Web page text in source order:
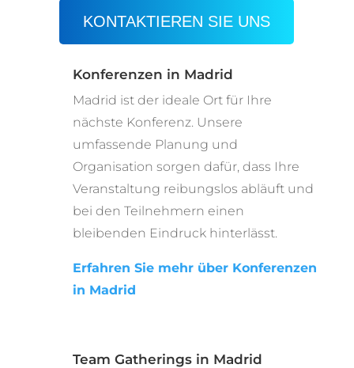
KONTAKTIEREN SIE UNS
Konferenzen in Madrid
Madrid ist der ideale Ort für Ihre
nächste Konferenz. Unsere
umfassende Planung und
Organisation sorgen dafür, dass Ihre
Veranstaltung reibungslos abläuft und
bei den Teilnehmern einen
bleibenden Eindruck hinterlässt.
Erfahren Sie mehr über Konferenzen
in Madrid
Team Gatherings in Madrid